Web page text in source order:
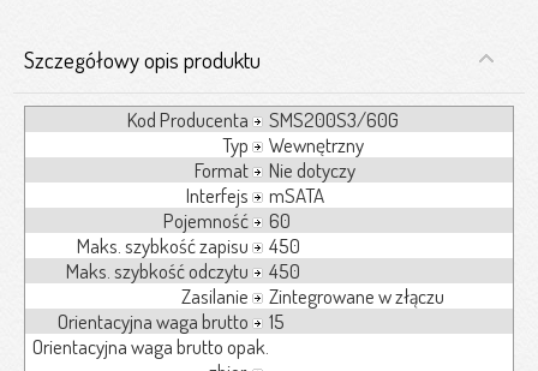
Szczegółowy opis produktu
Kod Producenta
SMS200S3/60G
Typ
Wewnętrzny
Format
Nie dotyczy
Interfejs
mSATA
Pojemność
60
Maks. szybkość zapisu
450
Maks. szybkość odczytu
450
Zasilanie
Zintegrowane w złączu
Orientacyjna waga brutto
15
Orientacyjna waga brutto opak.